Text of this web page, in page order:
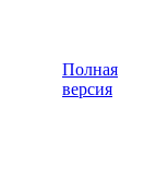
Полная
версия